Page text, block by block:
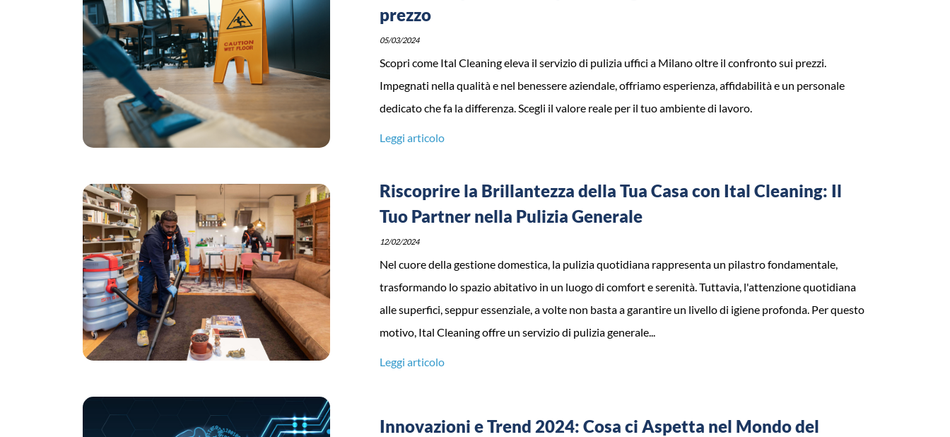
prezzo
05/03/2024
Scopri come Ital Cleaning eleva il servizio di pulizia uffici a Milano oltre il confronto sui prezzi.
Impegnati nella qualità e nel benessere aziendale, offriamo esperienza, affidabilità e un personale
dedicato che fa la differenza. Scegli il valore reale per il tuo ambiente di lavoro.
Leggi articolo
Riscoprire la Brillantezza della Tua Casa con Ital Cleaning: Il
Tuo Partner nella Pulizia Generale
12/02/2024
Nel cuore della gestione domestica, la pulizia quotidiana rappresenta un pilastro fondamentale,
trasformando lo spazio abitativo in un luogo di comfort e serenità. Tuttavia, l'attenzione quotidiana
alle superfici, seppur essenziale, a volte non basta a garantire un livello di igiene profonda. Per questo
motivo, Ital Cleaning offre un servizio di pulizia generale...
Leggi articolo
Innovazioni e Trend 2024: Cosa ci Aspetta nel Mondo del